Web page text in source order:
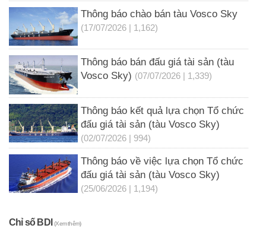
Thông báo chào bán tàu Vosco Sky
(17/07/2026 | 1,162)
Thông báo bán đấu giá tài sản (tàu
Vosco Sky) (07/07/2026 | 1,339)
Thông báo kết quả lựa chọn Tổ chức
đấu giá tài sản (tàu Vosco Sky)
(02/07/2026 | 994)
Thông báo về việc lựa chọn Tổ chức
đấu giá tài sản (tàu Vosco Sky)
(25/06/2026 | 1,194)
Chỉ số BDI(Xem thêm)